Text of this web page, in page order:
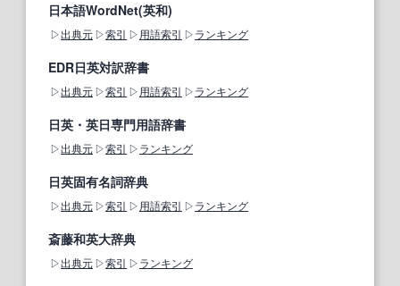
日本語WordNet(英和)
出典元 索引 用語索引 ランキング
EDR日英対訳辞書
出典元 索引 用語索引 ランキング
日英・英日専門用語辞書
出典元 索引 ランキング
日英固有名詞辞典
出典元 索引 用語索引 ランキング
斎藤和英大辞典
出典元 索引 ランキング